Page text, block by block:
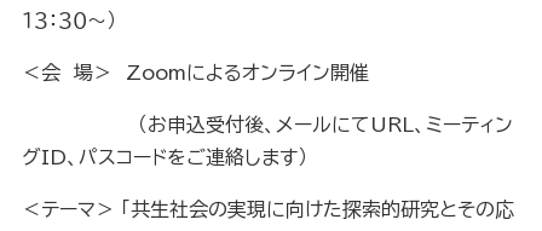
１３：３０～）
＜会 場＞ Zoomによるオンライン開催
（お申込受付後、メールにてURL、ミーティン
グID、パスコードをご連絡します）
＜テーマ＞ 「共生社会の実現に向けた探索的研究とその応